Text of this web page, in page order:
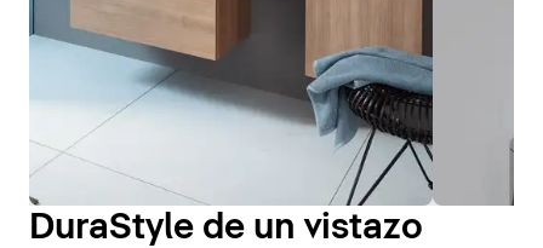
DuraStyle de un vistazo